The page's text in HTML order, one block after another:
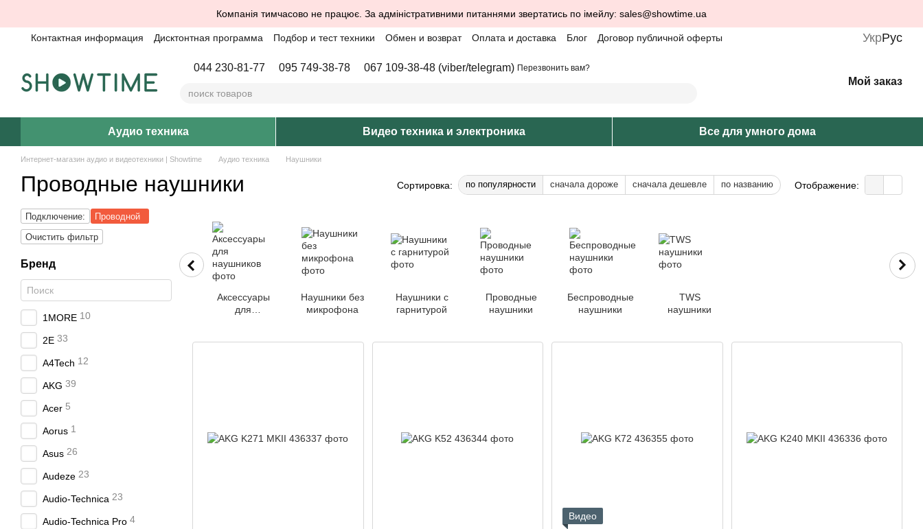
Компанія тимчасово не працює. За адміністративними питаннями звертатись по імейлу: sales@showtime.ua
Контактная информация Дисктонтная программа Подбор и тест техники Обмен и возврат Оплата и доставка Блог Договор публичной оферты УкрРус
044 230-81-77 095 749-38-78 067 109-38-48 (viber/telegram) Перезвонить вам?
Мой заказ
Аудио техника Видео техника и электроника Все для умного дома
Интернет-магазин аудио и видеотехники | Showtime Аудио техника Наушники
Проводные наушники Сортировка: по популярности сначала дороже сначала дешевле по названию Отображение:
Аксессуары
для
Наушники без
микрофона
Наушники с
гарнитурой
Проводные
наушники
Беспроводные
наушники
TWS
наушники
Видео
Подключение:
Проводной
Очистить фильтр
Бренд
1MORE 10
2E 33
A4Tech 12
AKG 39
Acer 5
Aorus 1
Asus 26
Audeze 23
Audio-Technica 23
Audio-Technica Pro 4